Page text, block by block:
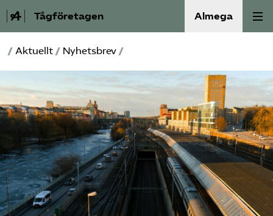
Tågföretagen Almega
Aktuellt
Reformagenda för järnvägen
Våra frågor
Aktiviteter
Om oss
/ Aktuellt / Nyhetsbrev /